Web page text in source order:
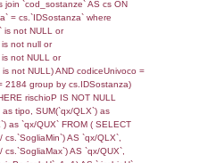
FROM f_territori_limitrofi
ON
=
=